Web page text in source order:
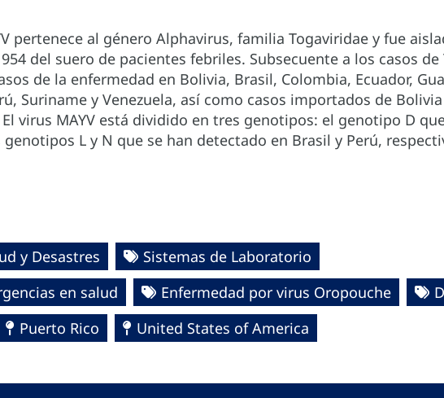
pertenece al género Alphavirus, familia Togaviridae y fue
del suero de pacientes febriles. Subsecuente a los casos
de la enfermedad en Bolivia, Brasil, Colombia, Ecuador,
Suriname y Venezuela, así como casos importados de
virus MAYV está dividido en tres genotipos: el genotipo D
genotipos L y N que se han detectado en Brasil y Perú,
y Desastres
Sistemas de Laboratorio
en salud
Enfermedad por virus Oropouche
Puerto Rico United States of America